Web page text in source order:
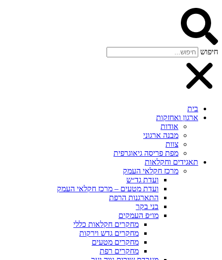
חיפוש
בית
ארגון ואחזקות
אודות
מבנה ארגוני
צוות
מפת פריסה גיאוגרפית
תאגידים וחקלאות
מרכז חקלאי העמק
ועדת גד״ש
ועדת מטעים – מרכז חקלאי העמק
התארגנות הרפת
בני בקר
מו״פ העמקים
מחקרים חקלאות כללי
מחקרים גדש וירקות
מחקרים מטעים
מחקרים רפת